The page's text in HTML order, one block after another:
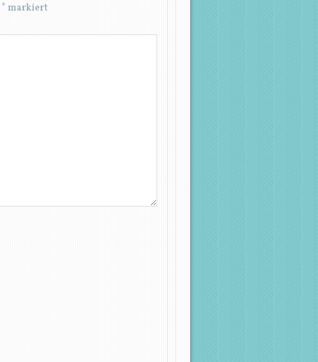
*markiert